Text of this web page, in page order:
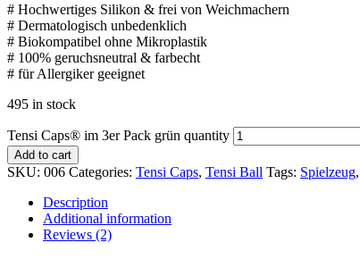
# Hochwertiges Silikon & frei von Weichmachern
# Dermatologisch unbedenklich
# Biokompatibel ohne Mikroplastik
# 100% geruchsneutral & farbecht
# für Allergiker geeignet
495 in stock
Tensi Caps® im 3er Pack grün quantity
Add to cart
SKU: 006 Categories: Tensi Caps, Tensi Ball Tags: Spielzeug,
Description
Additional information
Reviews (2)